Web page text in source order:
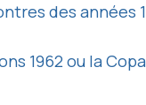
des années
1962 ou la